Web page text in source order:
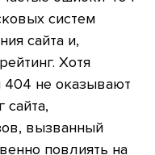
систем
сайта и,
Хотя
404 не оказывают
сайта,
вызванный
повлиять на